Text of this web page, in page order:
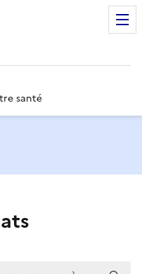
santé
cancer, ...)